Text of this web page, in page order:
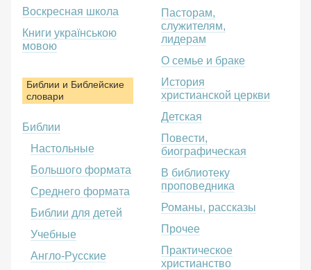
Воскресная школа
Книги українською
мовою
Библии и Библейские
словари
Библии
Настольные
Большого формата
Среднего формата
Библии для детей
Учебные
Англо-Русские
Пасторам,
служителям,
лидерам
О семье и браке
История
христианской церкви
Детская
Повести,
биографическая
В библиотеку
проповедника
Романы, рассказы
Прочее
Практическое
христианство